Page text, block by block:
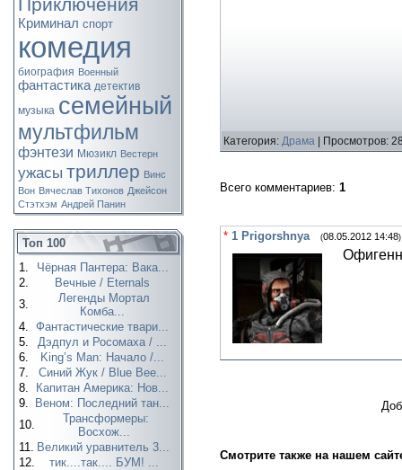
Приключения
Криминал спорт
комедия
биография Военный
фантастика детектив
музыка семейный
мультфильм
фэнтези Мюзикл Вестерн
ужасы триллер Винс
Вон Вячеслав Тихонов Джейсон
Стэтхэм Андрей Панин
Топ 100
1.
Чёрная Пантера: Вака...
2.
Вечные / Eternals
3.
Легенды Мортал
Комба...
4. Фантастические твари...
5.
Дэдпул и Росомаха / ...
6.
King’s Man: Начало /...
7.
Синий Жук / Blue Bee...
8.
Капитан Америка: Нов...
9.
Веном: Последний тан...
10.
Трансформеры:
Восхож...
11. Великий уравнитель 3...
12.
тик....так.... БУМ! ...
Категория: Драма | Просмотров:
Всего комментариев: 1
* 1 Prigorshnya (08.05.2012 14:48)
Смотрите также на нашем